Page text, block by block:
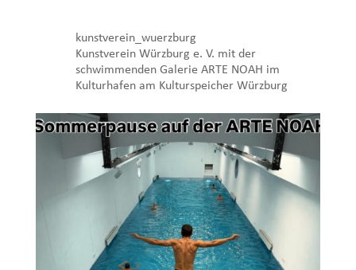
kunstverein_wuerzburg
Kunstverein Würzburg e. V. mit der
schwimmenden Galerie ARTE NOAH im
Kulturhafen am Kulturspeicher Würzburg